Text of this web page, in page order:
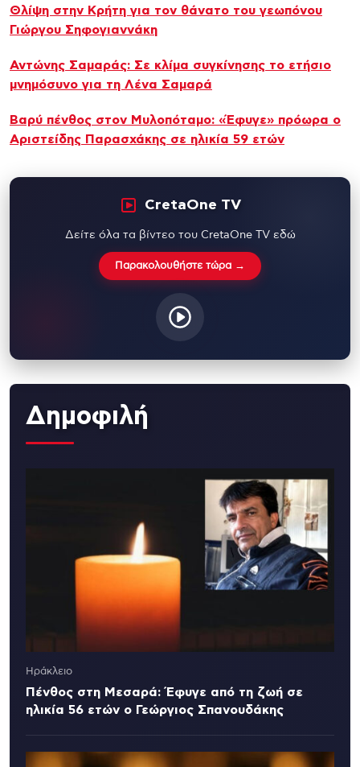
Θλίψη στην Κρήτη για τον θάνατο του γεωπόνου
Γιώργου Σηφογιαννάκη
Αντώνης Σαμαράς: Σε κλίμα συγκίνησης το ετήσιο
μνημόσυνο για τη Λένα Σαμαρά
Βαρύ πένθος στον Μυλοπόταμο: «Έφυγε» πρόωρα ο
Αριστείδης Παρασχάκης σε ηλικία 59 ετών
CretaOne TV
Δείτε όλα τα βίντεο του CretaOne TV εδώ
Παρακολουθήστε τώρα →
Δημοφιλή
Ηράκλειο
Πένθος στη Μεσαρά: Έφυγε από τη ζωή σε
ηλικία 56 ετών ο Γεώργιος Σπανουδάκης